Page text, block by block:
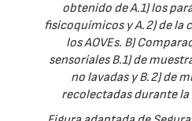
obtenido de A.1) los
fisicoquímicos y A.2) de la
los AOVEs. B)
sensoriales B.1) de
no lavadas y B.2) de
recolectadas durante la